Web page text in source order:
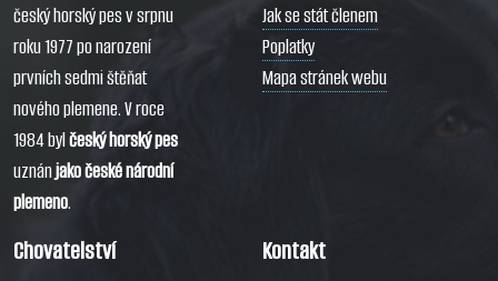
český horský pes v srpnu
roku 1977 po narození
prvních sedmi štěňat
nového plemene. V roce
1984 bylčeský horský pes
uznánjako české národní
plemeno.
Jak se stát členem
Poplatky
Mapa stránek webu
Chovatelství Kontakt